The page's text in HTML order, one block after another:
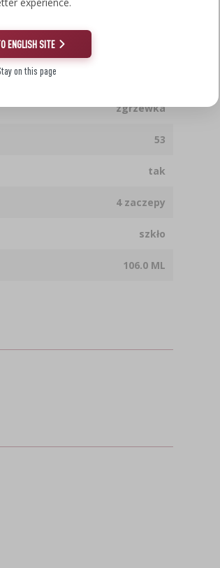
zgrzewka
53
tak
4 zaczepy
szkło
106.0 ML
ENGLISH SITE
on this page